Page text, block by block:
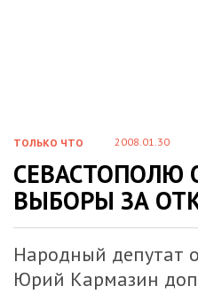
ТОЛЬКО ЧТО 2008.01.30
СЕВАСТОПОЛЮ
ВЫБОРЫ ЗА
Народный депутат
Юрий Кармазин